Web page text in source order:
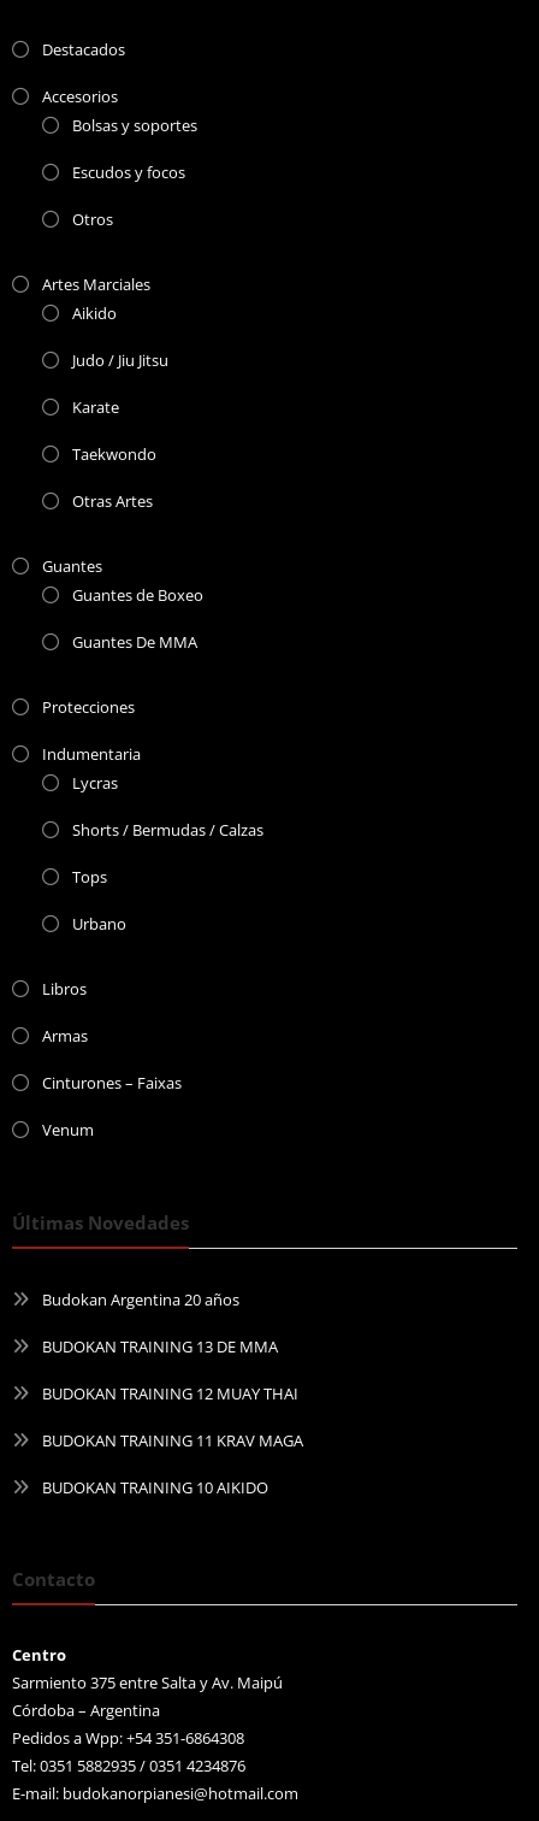
Destacados
Accesorios
Bolsas y soportes
Escudos y focos
Otros
Artes Marciales
Aikido
Judo / Jiu Jitsu
Karate
Taekwondo
Otras Artes
Guantes
Guantes de Boxeo
Guantes De MMA
Protecciones
Indumentaria
Lycras
Shorts / Bermudas / Calzas
Tops
Urbano
Libros
Armas
Cinturones – Faixas
Venum
Últimas Novedades
Budokan Argentina 20 años
BUDOKAN TRAINING 13 DE MMA
BUDOKAN TRAINING 12 MUAY THAI
BUDOKAN TRAINING 11 KRAV MAGA
BUDOKAN TRAINING 10 AIKIDO
Contacto
Centro
Sarmiento 375 entre Salta y Av. Maipú
Córdoba – Argentina
Pedidos a Wpp: +54 351-6864308
Tel: 0351 5882935 / 0351 4234876
E-mail: budokanorpianesi@hotmail.com